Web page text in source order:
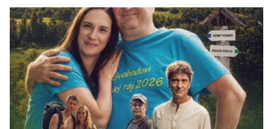
KALENDÁŘ AKCÍ Další